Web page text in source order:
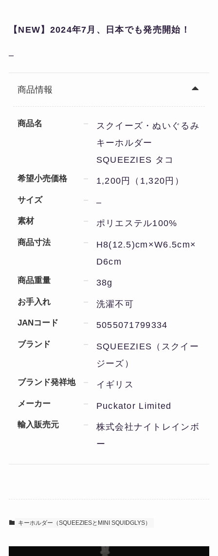
【NEW】2024年7月、日本でも発売開始！
–
商品情報
商品名
スクイーズ・ぬいぐるみ
キーホルダー
SQUEEZIES タコ
希望小売価格 1,200円（1,320円）
サイズ –
素材 ポリエステル100%
商品寸法
H8(12.5)cm×W6.5cm×
D6cm
商品重量 38g
お手入れ 洗濯不可
JANコード 5055071799334
ブランド
SQUEEZIES（スクイー
ジーズ）
ブランド発祥地 イギリス
メーカー Puckator Limited
輸入販売元
株式会社ナイトレインボ
ー
キーホルダー（SQUEEZIESとMINI SQUIDGLYS）